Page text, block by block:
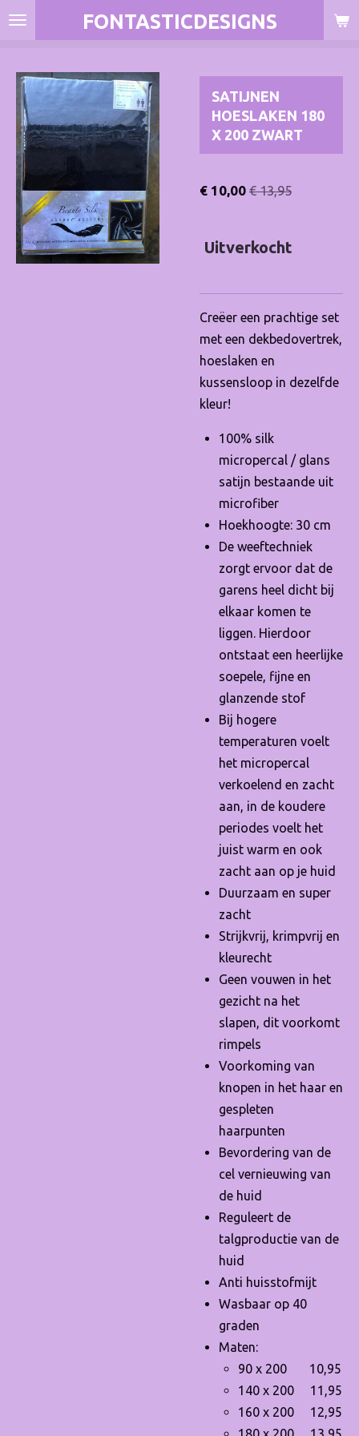
Ga
direct
de
hoofdinhoud
FONTASTICDESIGNS
SATIJNEN
HOESLAKEN 180
X 200 ZWART
€ 10,00 € 13,95
Uitverkocht
Creëer een prachtige set
met een dekbedovertrek,
hoeslaken en
kussensloop in dezelfde
kleur!
100% silk
micropercal / glans
satijn bestaande uit
microfiber
Hoekhoogte: 30 cm
De weeftechniek
zorgt ervoor dat de
garens heel dicht bij
elkaar komen te
liggen. Hierdoor
ontstaat een heerlijke
soepele, fijne en
glanzende stof
Bij hogere
temperaturen voelt
het micropercal
verkoelend en zacht
aan, in de koudere
periodes voelt het
juist warm en ook
zacht aan op je huid
Duurzaam en super
zacht
Strijkvrij, krimpvrij en
kleurecht
Geen vouwen in het
gezicht na het
slapen, dit voorkomt
rimpels
Voorkoming van
knopen in het haar en
gespleten
haarpunten
Bevordering van de
cel vernieuwing van
de huid
Reguleert de
talgproductie van de
huid
Anti huisstofmijt
Wasbaar op 40
graden
Maten:
90 x 200 10,95
140 x 200 11,95
160 x 200 12,95